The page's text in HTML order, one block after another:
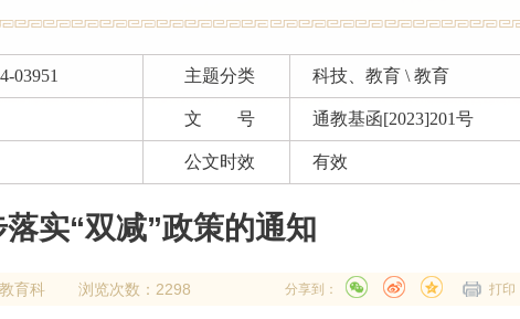
03951 主题分类 科技、教育 \ 教育
文 号 通教基函[2023]201号
公文时效 有效
实“双减”政策的通知
育科 浏览次数：2298 打印
分享到：